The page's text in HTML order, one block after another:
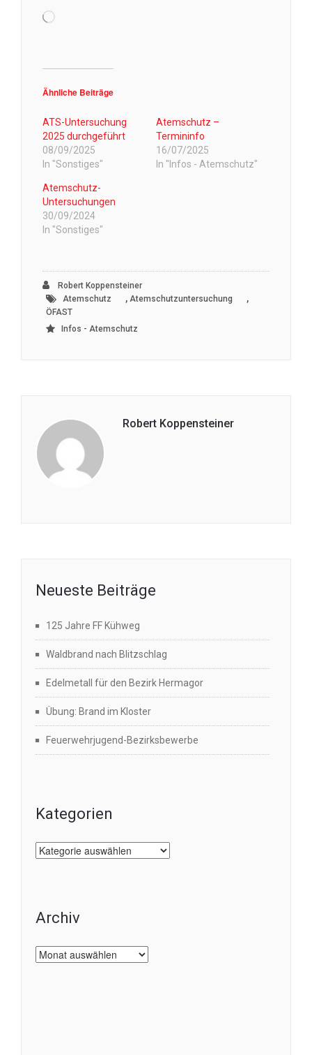
Wird
Ähnliche Beiträge
ATS-Untersuchung
2025 durchgeführt
08/09/2025
In "Sonstiges"
Atemschutz –
Termininfo
16/07/2025
In "Infos - Atemschutz"
Atemschutz-
Untersuchungen
30/09/2024
In "Sonstiges"
Robert Koppensteiner
Atemschutz
, Atemschutzuntersuchung ,
ÖFAST
Infos - Atemschutz
Robert Koppensteiner
Neueste Beiträge
125 Jahre FF Kühweg
Waldbrand nach Blitzschlag
Edelmetall für den Bezirk Hermagor
Übung: Brand im Kloster
Feuerwehrjugend-Bezirksbewerbe
Kategorien
Kategorien
Archiv
Archiv